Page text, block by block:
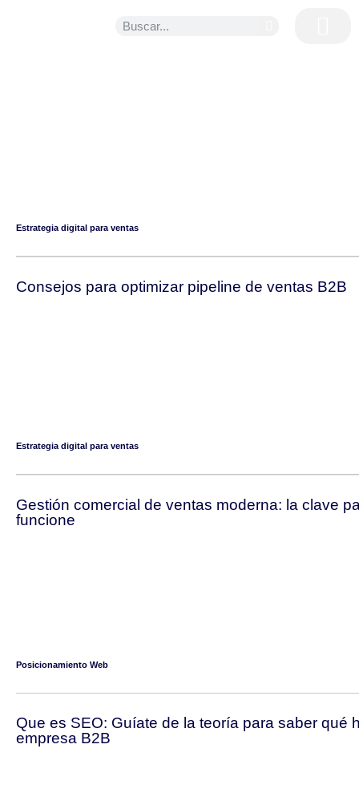
Estrategia digital para ventas
Consejos para optimizar pipeline de ventas B2B
Estrategia digital para ventas
Gestión comercial de ventas moderna: la clave
funcione
Posicionamiento Web
Que es SEO: Guíate de la teoría para saber qué
empresa B2B